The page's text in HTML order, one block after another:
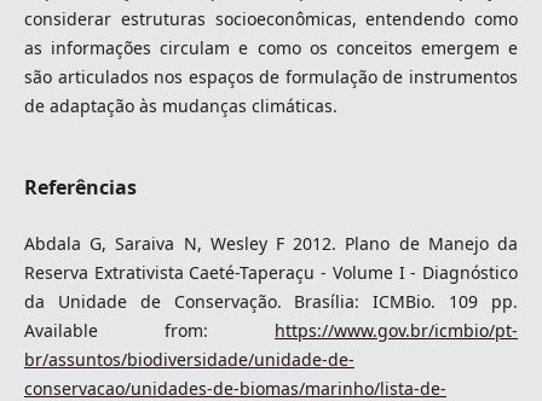
considerar estruturas socioeconômicas, entendendo como
as informações circulam e como os conceitos emergem e
são articulados nos espaços de formulação de instrumentos
de adaptação às mudanças climáticas.
Referências
Abdala G, Saraiva N, Wesley F 2012. Plano de Manejo da
Reserva Extrativista Caeté-Taperaçu - Volume I - Diagnóstico
da Unidade de Conservação. Brasília: ICMBio. 109 pp.
Available from: https://www.gov.br/icmbio/pt-
br/assuntos/biodiversidade/unidade-de-
conservacao/unidades-de-biomas/marinho/lista-de-